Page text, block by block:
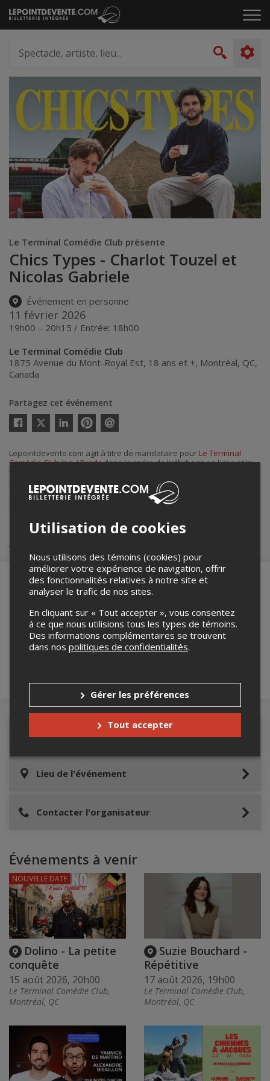
Passer
au
le
artiste,
lieu...
Le Terminal Comédie Club présente
Chics Types - Charlot Touzel et
Nicolas Gabriele
Événement en personne
11 février 2026
19h00 – 20h15 / Entrée: 18h00
Le Terminal Comédie Club
1875 Avenue du Mont-Royal Est, 18 ans et +, Montréal, QC,
Canada
Partagez cet événement
Twitter
courriel
Lepointdevente.com agit à titre de mandataire pour Le Terminal
Comédie Club inc. / Prodsdans le cadre de l’affichage en ligne et la
vente de billets pour ses événements.
Pour plus d’information à propos de cet événement, veuillez
contacter l’organisateur de l’événement,Le Terminal Comédie Club
inc. / Prods, àinfo@leterminalcomedieclub.com
+1 438-888-3364
Achat de billets
Merci de confirmer que vous n'êtes pas un
robot ci-bas.
Détails de l'événement
Lieu de l'événement
Contacter l'organisateur
Événements à venir
Dolino - La petite
conquête
15 août 2026, 20h00
Le Terminal Comédie Club,
Montréal, QC
NOUVELLE DATE
Suzie Bouchard -
Répétitive
17 août 2026, 19h00
Le Terminal Comédie Club,
Montréal, QC
Utilisation de cookies
Nous utilisons des témoins (cookies) pour
améliorer votre expérience de navigation, offrir
des fonctionnalités relatives à notre site et
analyser le trafic de nos sites.
En cliquant sur « Tout accepter », vous consentez
à ce que nous utilisions tous les types de témoins.
Des informations complémentaires se trouvent
dans nos politiques de confidentialités.
Gérer les préférences
Tout accepter